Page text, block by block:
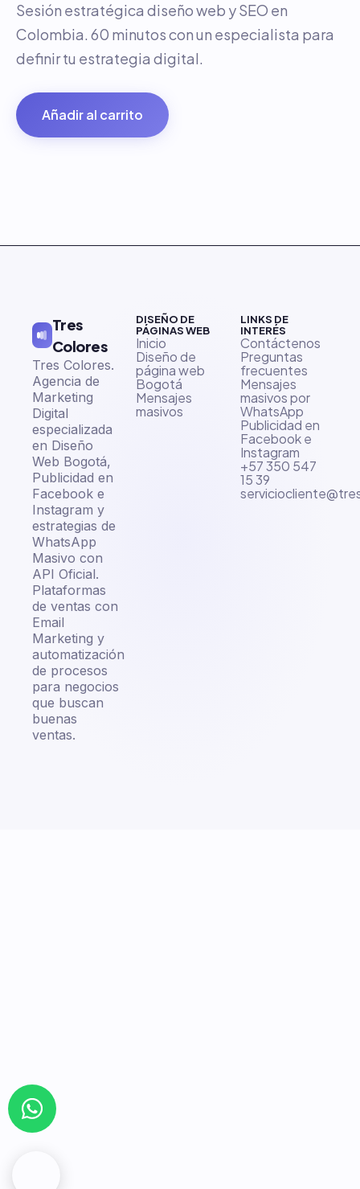
Sesión estratégica diseño web y SEO en
Colombia. 60 minutos con un especialista para
definir tu estrategia digital.
Añadir al carrito
Tres
Colores
Tres Colores.
Agencia de
Marketing
Digital
especializada
en Diseño
Web Bogotá,
Publicidad en
Facebook e
Instagram y
estrategias de
WhatsApp
Masivo con
API Oficial.
Plataformas
de ventas con
Email
Marketing y
automatización
de procesos
para negocios
que buscan
buenas
ventas.
DISEÑO DE
PÁGINAS WEB
Inicio
Diseño de
página web
Bogotá
Mensajes
masivos
LINKS DE
INTERÉS
Contáctenos
Preguntas
frecuentes
Mensajes
masivos por
WhatsApp
Publicidad en
Facebook e
Instagram
+57 350 547
15 39